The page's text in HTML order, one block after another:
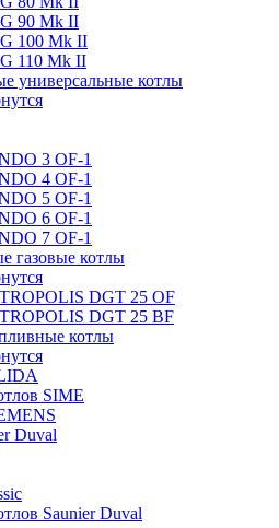
90 Mk II
100 Mk II
110 Mk II
универсальные котлы
3 OF-1
4 OF-1
5 OF-1
6 OF-1
7 OF-1
газовые котлы
DGT 25 OF
DGT 25 BF
котлы
SIME
Duval
Saunier Duval